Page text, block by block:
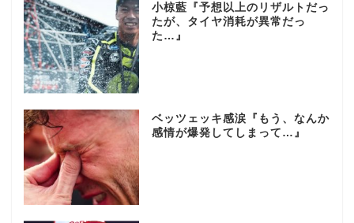
小椋藍『予想以上のリザルトだっ
たが、タイヤ消耗が異常だっ
た…』
ベッツェッキ感涙『もう、なんか
感情が爆発してしまって…』